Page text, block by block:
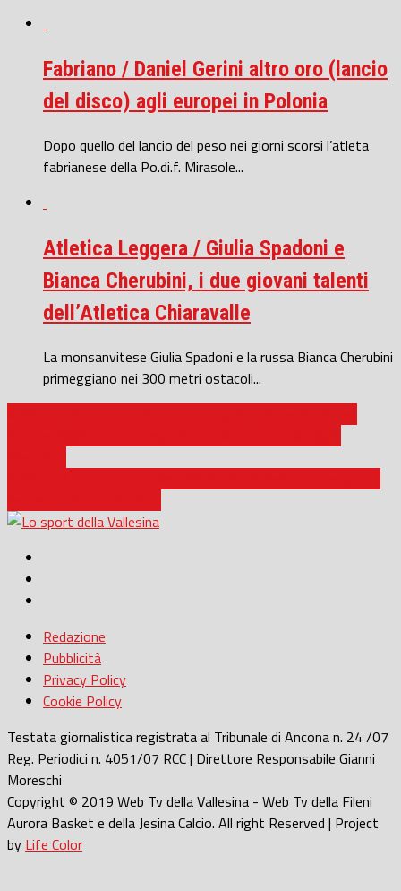
Fabriano / Daniel Gerini altro oro (lancio
del disco) agli europei in Polonia
Dopo quello del lancio del peso nei giorni scorsi l’atleta
fabrianese della Po.di.f. Mirasole...
Atletica Leggera / Giulia Spadoni e
Bianca Cherubini, i due giovani talenti
dell’Atletica Chiaravalle
La monsanvitese Giulia Spadoni e la russa Bianca Cherubini
primeggiano nei 300 metri ostacoli...
Redazione
Pubblicità
Privacy Policy
Cookie Policy
Testata giornalistica registrata al Tribunale di Ancona n. 24 /07
Reg. Periodici n. 4051/07 RCC | Direttore Responsabile Gianni
Moreschi
Copyright © 2019 Web Tv della Vallesina - Web Tv della Fileni
Aurora Basket e della Jesina Calcio. All right Reserved | Project
by Life Color